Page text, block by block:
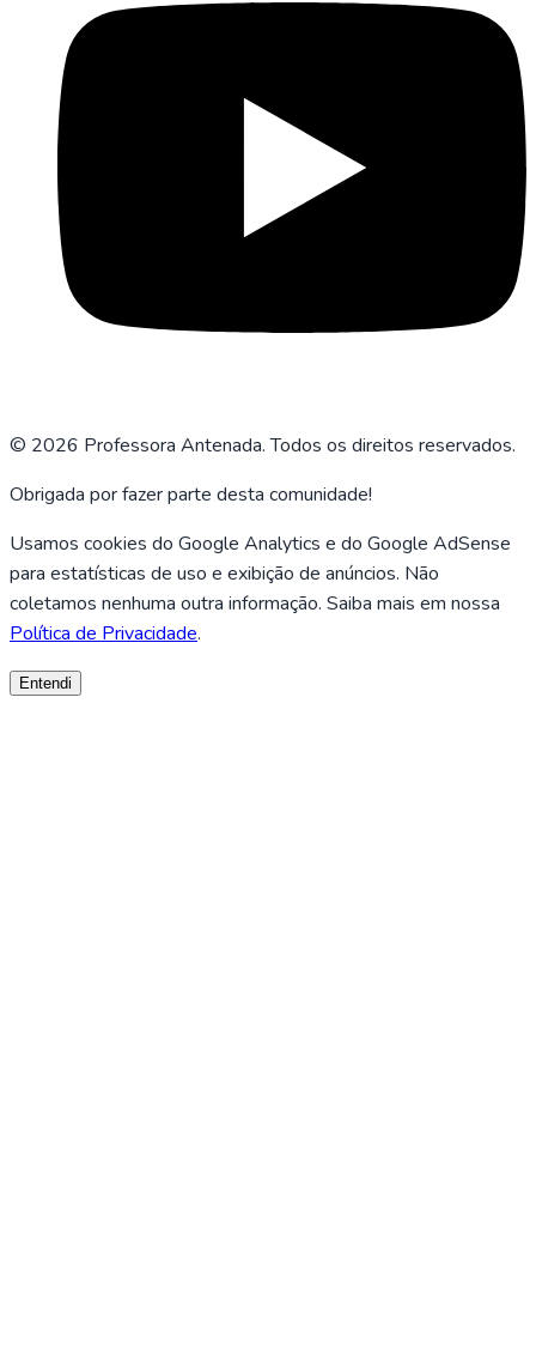
© 2026 Professora Antenada. Todos os direitos reservados.
Obrigada por fazer parte desta comunidade!
Usamos cookies do Google Analytics e do Google AdSense
para estatísticas de uso e exibição de anúncios. Não
coletamos nenhuma outra informação. Saiba mais em nossa
Política de Privacidade.
Entendi